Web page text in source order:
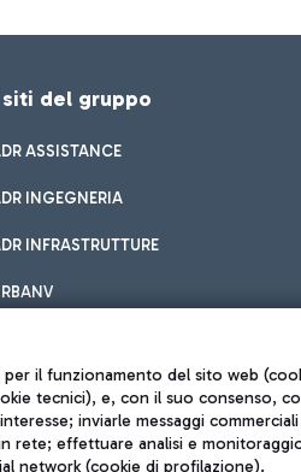
siti del gruppo
ASSISTANCE
INGEGNERIA
INFRASTRUTTURE
il funzionamento del sito web
tecnici), e, con il suo consenso,
inviarle messaggi
rete; effettuare analisi e
network (cookie di profilazione).